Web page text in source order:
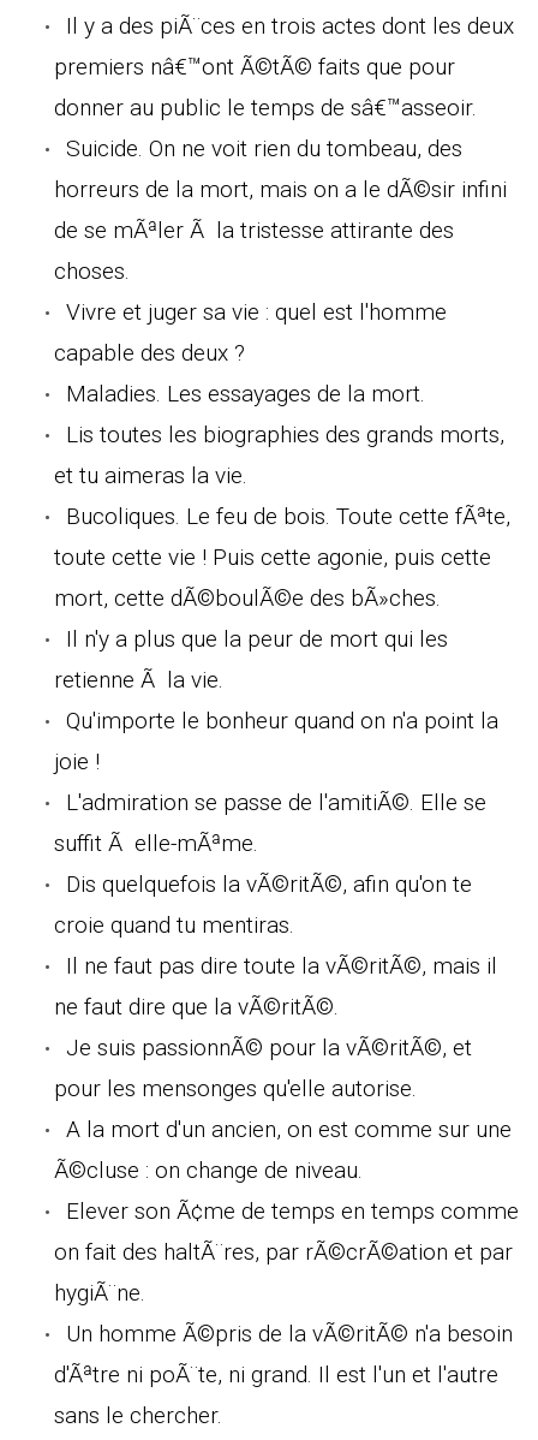
Il y a des piÃ¨ces en trois actes dont les deux
premiers nâ€™ont Ã©tÃ© faits que pour
donner au public le temps de sâ€™asseoir.
Suicide. On ne voit rien du tombeau, des
horreurs de la mort, mais on a le dÃ©sir infini
de se mÃªler Ã la tristesse attirante des
choses.
Vivre et juger sa vie : quel est l'homme
capable des deux ?
Maladies. Les essayages de la mort.
Lis toutes les biographies des grands morts,
et tu aimeras la vie.
Bucoliques. Le feu de bois. Toute cette fÃªte,
toute cette vie ! Puis cette agonie, puis cette
mort, cette dÃ©boulÃ©e des bÃ»ches.
Il n'y a plus que la peur de mort qui les
retienne Ã la vie.
Qu'importe le bonheur quand on n'a point la
joie !
L'admiration se passe de l'amitiÃ©. Elle se
suffit Ã elle-mÃªme.
Dis quelquefois la vÃ©ritÃ©, afin qu'on te
croie quand tu mentiras.
Il ne faut pas dire toute la vÃ©ritÃ©, mais il
ne faut dire que la vÃ©ritÃ©.
Je suis passionnÃ© pour la vÃ©ritÃ©, et
pour les mensonges qu'elle autorise.
A la mort d'un ancien, on est comme sur une
Ã©cluse : on change de niveau.
Elever son Ã¢me de temps en temps comme
on fait des haltÃ¨res, par rÃ©crÃ©ation et par
hygiÃ¨ne.
Un homme Ã©pris de la vÃ©ritÃ© n'a besoin
d'Ãªtre ni poÃ¨te, ni grand. Il est l'un et l'autre
sans le chercher.